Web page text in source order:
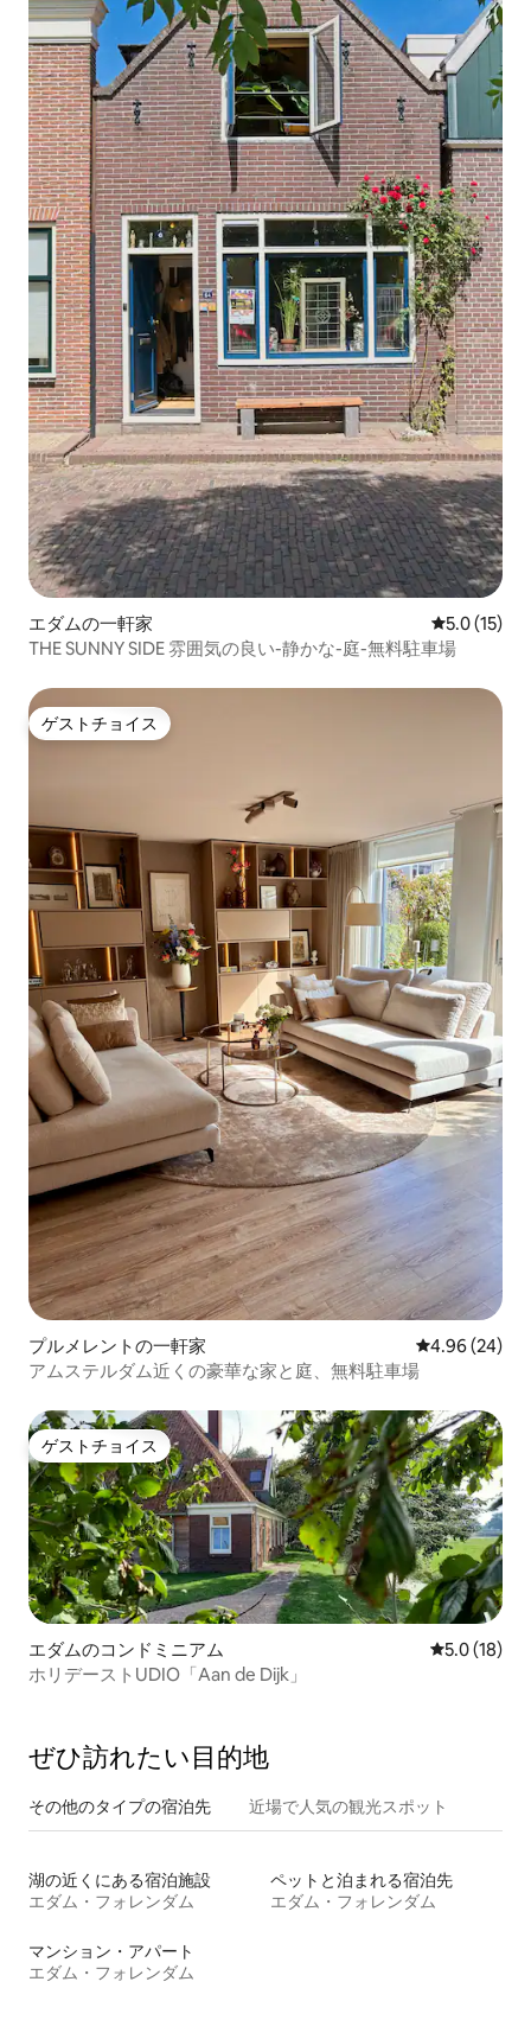
エダムの一軒家 レビュー15
5.0 (15)
THE SUNNY SIDE 雰囲気の良い-静かな-庭-無料駐車場
ゲストチョイス
ゲストチョイス
プルメレントの一軒家 レビュー24
4.96 (24)
アムステルダム近くの豪華な家と庭、無料駐車場
ゲストチョイス
ゲストチョイス
エダムのコンドミニアム レビュー18
5.0 (18)
ホリデーストUDIO「Aan de Dijk」
ぜひ訪⁠れ⁠た⁠い目⁠的⁠地
その他のタ⁠イ⁠プ⁠の宿⁠泊⁠先 近場で人気の観光スポット
湖の近くにある宿泊施設
エダム・フォレンダム
ペットと泊まれる宿泊先
エダム・フォレンダム
マンション・アパート
エダム・フォレンダム